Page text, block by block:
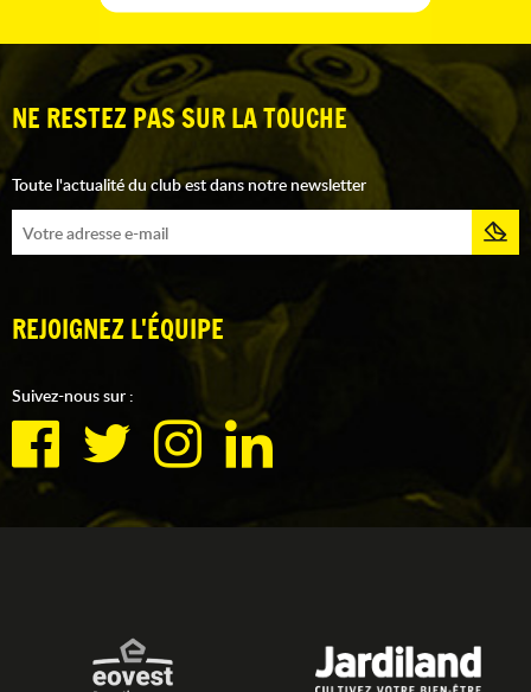
NE RESTEZ PAS SUR LA TOUCHE
Toute l'actualité du club est dans notre newsletter
REJOIGNEZ L'ÉQUIPE
Suivez-nous sur :